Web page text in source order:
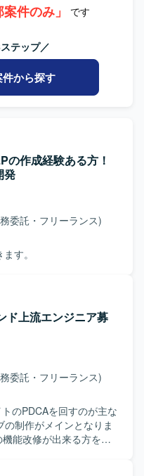
成したモックアップが
用されるため、成果物
ーション基盤を前提とし
案件のみ」 です
テップ／
から探す
の作成経験ある方！
発
委託・フリーランス)
す。
ド上流エンジニア募
委託・フリーランス)
のPDCAを回すのが主な
制作がメインとなりま
能改修が出来る方を募